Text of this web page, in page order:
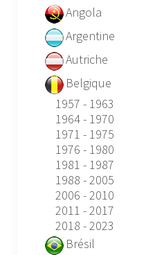
Angola
Argentine
Autriche
Belgique
1957 - 1963
1964 - 1970
1971 - 1975
1976 - 1980
1981 - 1987
1988 - 2005
2006 - 2010
2011 - 2017
2018 - 2023
Brésil